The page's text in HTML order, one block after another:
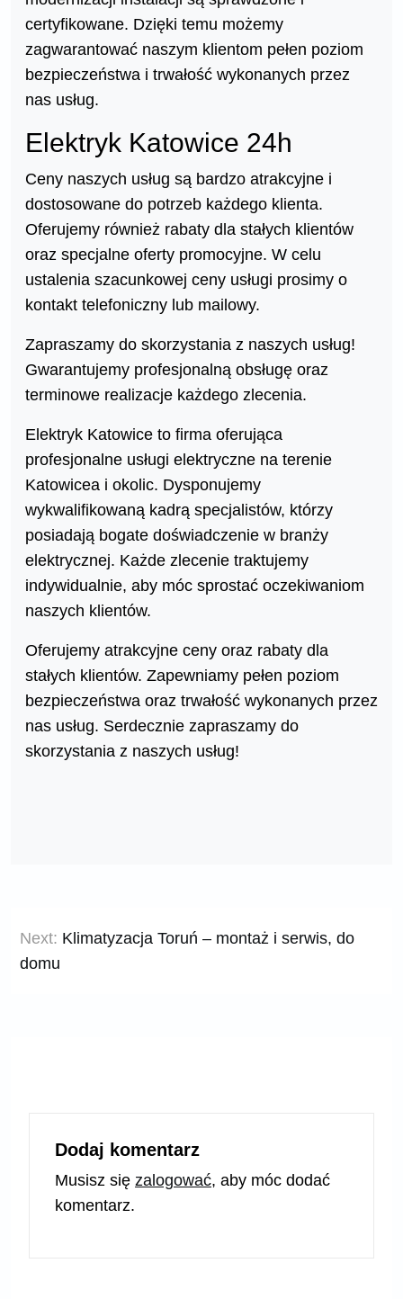
certyfikowane. Dzięki temu możemy
zagwarantować naszym klientom pełen poziom
bezpieczeństwa i trwałość wykonanych przez
nas usług.
Elektryk Katowice 24h
Ceny naszych usług są bardzo atrakcyjne i
dostosowane do potrzeb każdego klienta.
Oferujemy również rabaty dla stałych klientów
oraz specjalne oferty promocyjne. W celu
ustalenia szacunkowej ceny usługi prosimy o
kontakt telefoniczny lub mailowy.
Zapraszamy do skorzystania z naszych usług!
Gwarantujemy profesjonalną obsługę oraz
terminowe realizacje każdego zlecenia.
Elektryk Katowice to firma oferująca
profesjonalne usługi elektryczne na terenie
Katowicea i okolic. Dysponujemy
wykwalifikowaną kadrą specjalistów, którzy
posiadają bogate doświadczenie w branży
elektrycznej. Każde zlecenie traktujemy
indywidualnie, aby móc sprostać oczekiwaniom
naszych klientów.
Oferujemy atrakcyjne ceny oraz rabaty dla
stałych klientów. Zapewniamy pełen poziom
bezpieczeństwa oraz trwałość wykonanych przez
nas usług. Serdecznie zapraszamy do
skorzystania z naszych usług!
wpisu
Next: Klimatyzacja Toruń – montaż i serwis, do
domu
Dodaj komentarz
Musisz się zalogować, aby móc dodać
komentarz.